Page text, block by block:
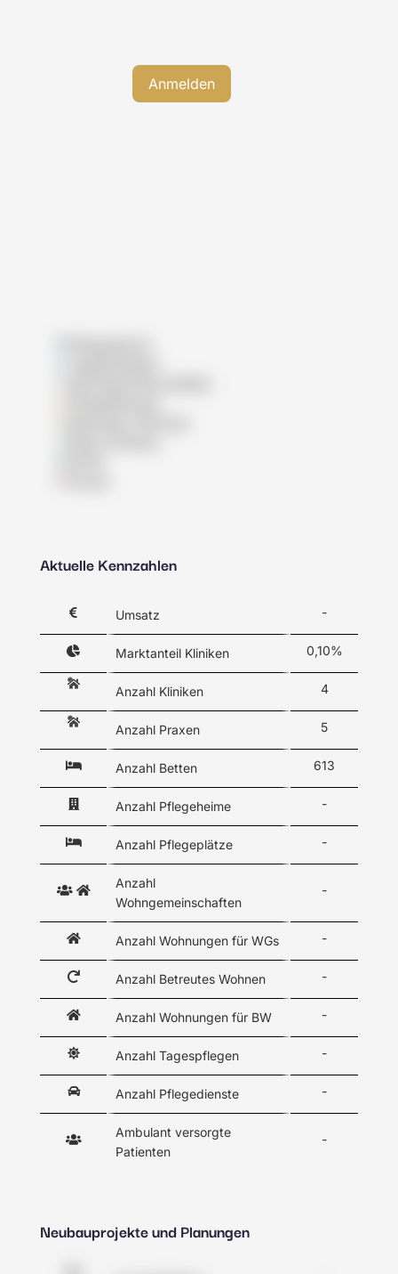
Aktuelle Kennzahlen
Umsatz -
Marktanteil Kliniken 0,10%
Anzahl Kliniken 4
Anzahl Praxen 5
Anzahl Betten 613
Anzahl Pflegeheime -
Anzahl Pflegeplätze -
Anzahl
Wohngemeinschaften
-
Anzahl Wohnungen für WGs -
Anzahl Betreutes Wohnen -
Anzahl Wohnungen für BW -
Anzahl Tagespflegen -
Anzahl Pflegedienste -
Ambulant versorgte
Patienten
-
Neubauprojekte und Planungen